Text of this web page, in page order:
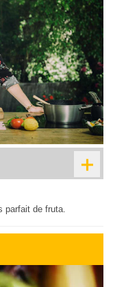
+
parfait de fruta.